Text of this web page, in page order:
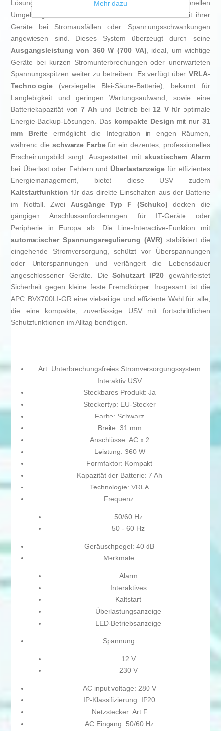
Lösung für den Stromschutz in privaten und professionellen
Umgebungen, die auf Betriebskontinuität und Sicherheit ihrer
Geräte bei Stromausfällen oder Spannungsschwankungen
angewiesen sind. Dieses System überzeugt durch seine
Ausgangsleistung von 360 W (700 VA), ideal, um wichtige
Geräte bei kurzen Stromunterbrechungen oder unerwarteten
Spannungsspitzen weiter zu betreiben. Es verfügt über VRLA-
Technologie (versiegelte Blei-Säure-Batterie), bekannt für
Langlebigkeit und geringen Wartungsaufwand, sowie eine
Batteriekapazität von7 Ah und Betrieb bei 12 Vfür optimale
Energie-Backup-Lösungen. Das kompakte Design mit nur 31
mm Breite ermöglicht die Integration in engen Räumen,
während die schwarze Farbefür ein dezentes, professionelles
Erscheinungsbild sorgt. Ausgestattet mitakustischem Alarm
bei Überlast oder Fehlern und Überlastanzeigefür effizientes
Energiemanagement, bietet diese USV zudem
Kaltstartfunktion für das direkte Einschalten aus der Batterie
im Notfall. Zwei Ausgänge Typ F (Schuko) decken die
gängigen Anschlussanforderungen für IT-Geräte oder
Peripherie in Europa ab. Die Line-Interactive-Funktion mit
automatischer Spannungsregulierung (AVR) stabilisiert die
eingehende Stromversorgung, schützt vor Überspannungen
oder Unterspannungen und verlängert die Lebensdauer
angeschlossener Geräte. DieSchutzart IP20gewährleistet
Sicherheit gegen kleine feste Fremdkörper. Insgesamt ist die
APC BVX700LI-GR eine vielseitige und effiziente Wahl für alle,
die eine kompakte, zuverlässige USV mit fortschrittlichen
Schutzfunktionen im Alltag benötigen.
Art: Unterbrechungsfreies Stromversorgungssystem
Interaktiv USV
Steckbares Produkt: Ja
Steckertyp: EU-Stecker
Farbe: Schwarz
Breite: 31 mm
Anschlüsse: AC x 2
Leistung: 360 W
Formfaktor: Kompakt
Kapazität der Batterie: 7 Ah
Technologie: VRLA
Frequenz:
50/60 Hz
50 - 60 Hz
Geräuschpegel: 40 dB
Merkmale:
Alarm
Interaktives
Kaltstart
Überlastungsanzeige
LED-Betriebsanzeige
Spannung:
12 V
230 V
AC input voltage: 280 V
IP-Klassifizierung: IP20
Netzstecker: Art F
AC Eingang: 50/60 Hz
Mehr dazu